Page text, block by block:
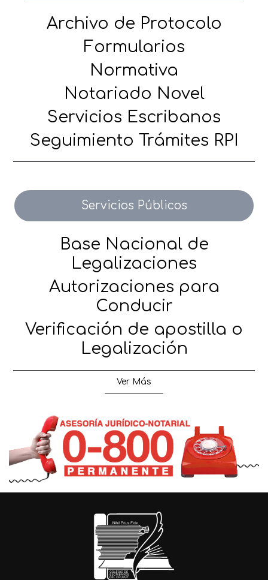
Archivo de Protocolo
Formularios
Normativa
Notariado Novel
Servicios Escribanos
Seguimiento Trámites RPI
Servicios Públicos
Base Nacional de
Legalizaciones
Autorizaciones para
Conducir
Verificación de apostilla o
Legalización
Ver Más